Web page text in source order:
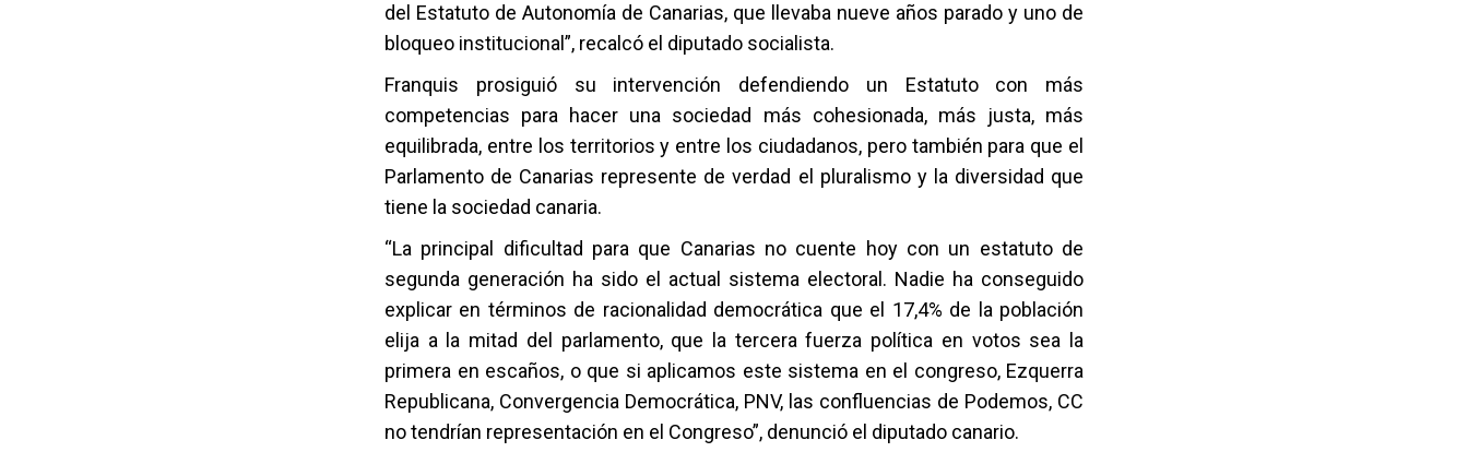
del Estatuto de Autonomía de Canarias, que llevaba nueve años parado y uno de
bloqueo institucional”, recalcó el diputado socialista.
Franquis prosiguió su intervención defendiendo un Estatuto con más
competencias para hacer una sociedad más cohesionada, más justa, más
equilibrada, entre los territorios y entre los ciudadanos, pero también para que el
Parlamento de Canarias represente de verdad el pluralismo y la diversidad que
tiene la sociedad canaria.
“La principal dificultad para que Canarias no cuente hoy con un estatuto de
segunda generación ha sido el actual sistema electoral. Nadie ha conseguido
explicar en términos de racionalidad democrática que el 17,4% de la población
elija a la mitad del parlamento, que la tercera fuerza política en votos sea la
primera en escaños, o que si aplicamos este sistema en el congreso, Ezquerra
Republicana, Convergencia Democrática, PNV, las confluencias de Podemos, CC
no tendrían representación en el Congreso”, denunció el diputado canario.